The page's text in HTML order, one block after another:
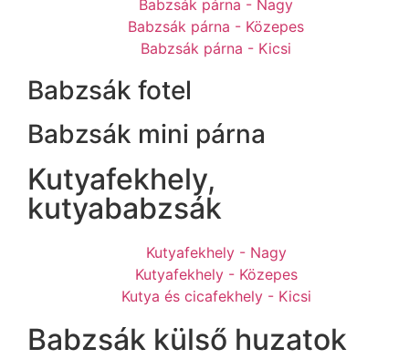
Babzsák párna - Nagy
Babzsák párna - Közepes
Babzsák párna - Kicsi
Babzsák fotel
Babzsák mini párna
Kutyafekhely,
kutyababzsák
Kutyafekhely - Nagy
Kutyafekhely - Közepes
Kutya és cicafekhely - Kicsi
Babzsák külső huzatok